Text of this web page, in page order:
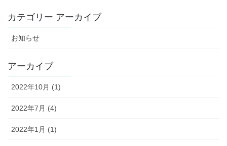
カテゴリー アーカイブ
お知らせ
アーカイブ
2022年10月 (1)
2022年7月 (4)
2022年1月 (1)